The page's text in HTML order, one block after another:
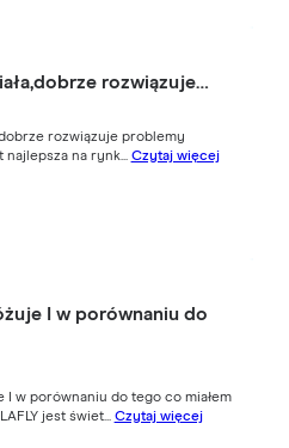
rozwiązuje…
rozwiązuje problemy
najlepsza na rynk... Czytaj więcej
I w porównaniu do
I w porównaniu do tego co miałem
jest świet... Czytaj więcej